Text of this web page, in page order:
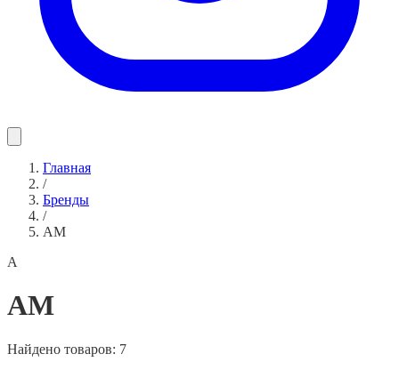
Главная
/
Бренды
/
AM
A
AM
Найдено товаров: 7